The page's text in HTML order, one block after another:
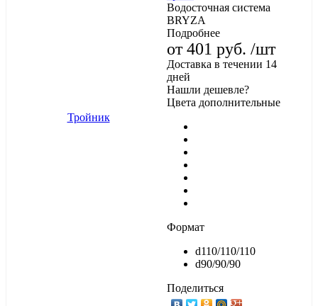
Водосточная система
BRYZA
Подробнее
от401 руб. /шт
Доставка в течении 14
дней
Нашли дешевле?
Цвета дополнительные
Формат
d110/110/110
d90/90/90
Поделиться